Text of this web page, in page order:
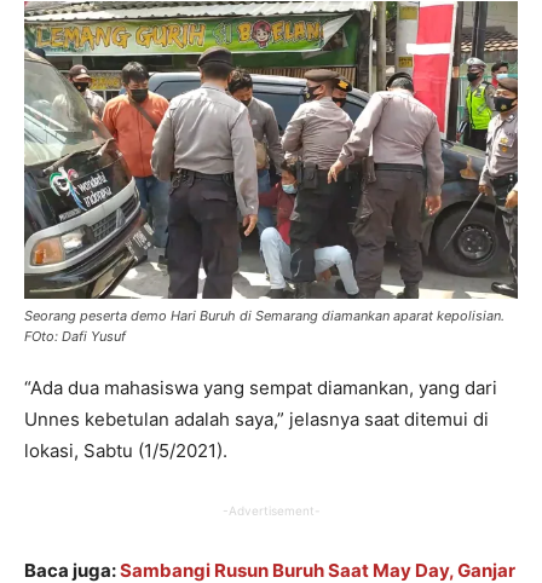
Seorang peserta demo Hari Buruh di Semarang diamankan aparat kepolisian.
FOto: Dafi Yusuf
“Ada dua mahasiswa yang sempat diamankan, yang dari
Unnes kebetulan adalah saya,” jelasnya saat ditemui di
lokasi, Sabtu (1/5/2021).
-Advertisement-
Baca juga:Sambangi Rusun Buruh Saat May Day, Ganjar